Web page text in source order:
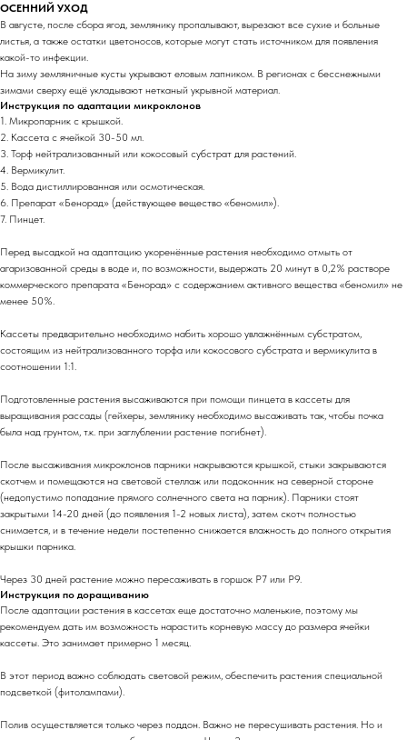
ОСЕННИЙ УХОД
В августе, после сбора ягод, землянику пропалывают, вырезают все сухие и больные
листья, а также остатки цветоносов, которые могут стать источником для появления
какой-то инфекции.
На зиму земляничные кусты укрывают еловым лапником. В регионах с бесснежными
зимами сверху ещё укладывают нетканый укрывной материал.
Инструкция по адаптации микроклонов
1. Микропарник с крышкой.
2. Кассета с ячейкой 30-50 мл.
3. Торф нейтрализованный или кокосовый субстрат для растений.
4. Вермикулит.
5. Вода дистиллированная или осмотическая.
6. Препарат «Бенорад» (действующее вещество «беномил»).
7. Пинцет.
Перед высадкой на адаптацию укоренённые растения необходимо отмыть от
агаризованной среды в воде и, по возможности, выдержать 20 минут в 0,2% растворе
коммерческого препарата «Бенорад» с содержанием активного вещества «беномил» не
менее 50%.
Кассеты предварительно необходимо набить хорошо увлажнённым субстратом,
состоящим из нейтрализованного торфа или кокосового субстрата и вермикулита в
соотношении 1:1.
Подготовленные растения высаживаются при помощи пинцета в кассеты для
выращивания рассады (гейхеры, землянику необходимо высаживать так, чтобы почка
была над грунтом, т.к. при заглублении растение погибнет).
После высаживания микроклонов парники накрываются крышкой, стыки закрываются
скотчем и помещаются на световой стеллаж или подоконник на северной стороне
(недопустимо попадание прямого солнечного света на парник). Парники стоят
закрытыми 14-20 дней (до появления 1-2 новых листа), затем скотч полностью
снимается, и в течение недели постепенно снижается влажность до полного открытия
крышки парника.
Через 30 дней растение можно пересаживать в горшок Р7 или Р9.
Инструкция по доращиванию
После адаптации растения в кассетах еще достаточно маленькие, поэтому мы
рекомендуем дать им возможность нарастить корневую массу до размера ячейки
кассеты. Это занимает примерно 1 месяц.
В этот период важно соблюдать световой режим, обеспечить растения специальной
подсветкой (фитолампами).
Полив осуществляется только через поддон. Важно не пересушивать растения. Но и